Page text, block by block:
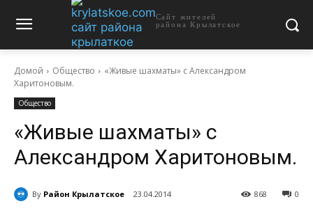
Сайт жителей
района Крылатское
Домой Общество
«Живые шахматы» с Александром
Харитоновым.
Общество
«Живые шахматы» с
Александром Харитоновым.
By Район Крылатское 23.04.2014 0
868